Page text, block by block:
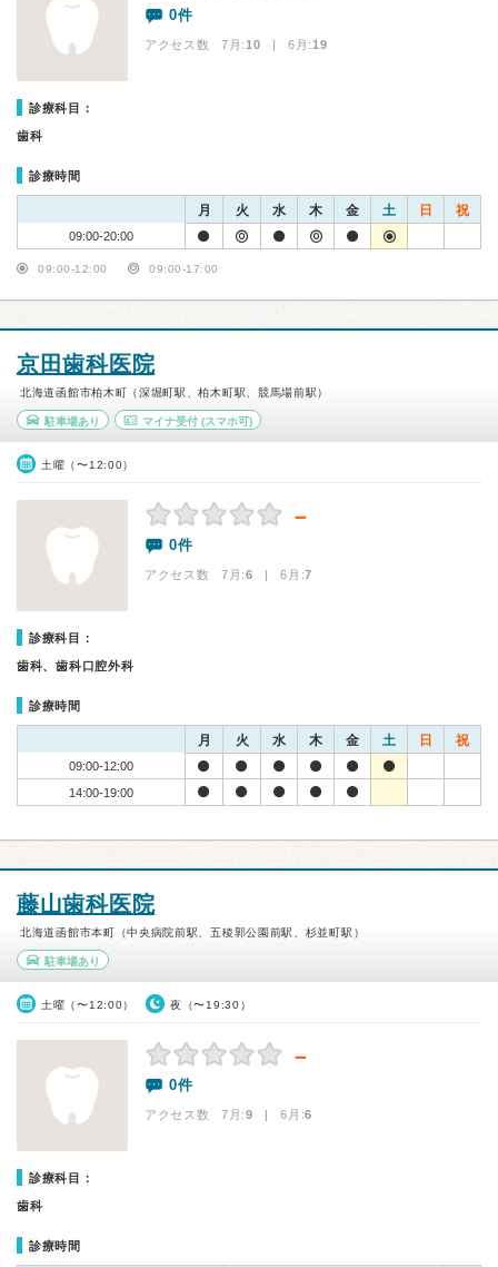
0件
アクセス数 7月:10 | 6月:19
診療科目：
歯科
診療時間
月 火 水 木 金 土 日 祝
09:00-20:00
09:00-12:00 09:00-17:00
京田歯科医院
北海道函館市柏木町（深堀町駅、柏木町駅、競馬場前駅）
駐車場あり マイナ受付(スマホ可)
土曜（〜12:00）
－
0件
アクセス数 7月:6 | 6月:7
診療科目：
歯科、歯科口腔外科
診療時間
月 火 水 木 金 土 日 祝
09:00-12:00
14:00-19:00
藤山歯科医院
北海道函館市本町（中央病院前駅、五稜郭公園前駅、杉並町駅）
駐車場あり
土曜（〜12:00） 夜（〜19:30）
－
0件
アクセス数 7月:9 | 6月:6
診療科目：
歯科
診療時間